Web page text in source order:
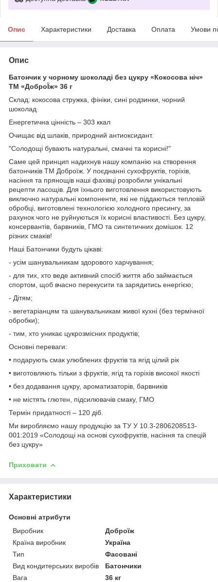
Опис Характеристики Доставка Оплата Умови
Опис
Батончик у чорному шоколаді без цукру «Кокосова ніч»
ТМ «ДоброЇж» 36 г
Склад: кокосова стружка, фініки, сині родзинки, чорний
шоколад
Енергетична цінність – 303 ккал
Очищає від шлаків, природний антиоксидант.
"Солодощі бувають натуральні, смачні та корисні!"
Саме цей принцип надихнув нашу компанію на створення
батончиків ТМ Доброїж. У поєднанні сухофруктів, горіхів,
насіння та прянощів наші фахівці розробили унікальні
рецепти ласощів. Для їхнього виготовлення використовують
виключно натуральні компоненти, які не піддаються тепловій
обробці, виготовлені технологією холодного пресингу, за
рахунок чого не руйнуються їх корисні властивості. Без цукру,
консервантів, барвників, ГМО та синтетичних домішок. 12
різних смаків!
Наші Батончики будуть цікаві:
- усім шанувальникам здорового харчування;
- для тих, хто веде активний спосіб життя або займається
спортом, щоб вчасно перекусити та зарядитись енергією;
- Дітям;
- вегетаріанцям та шанувальникам живої кухні (без термічної
обробки);
- тим, хто уникає цукрозмісних продуктів;
Основні переваги:
• подарують смак улюблених фруктів та ягід цілий рік
• виготовляють тільки з фруктів, ягід та горіхів високої якості
• без додавання цукру, ароматизаторів, барвників
• не містять глютен, підсилювачів смаку, ГМО
Термін придатності – 120 діб.
Ми виробляємо нашу продукцію за ТУ У 10.3-2806208513-
001:2019 «Солодощі на основі сухофруктів, насіння та спецій
без цукру»
Приховати
Характеристики
Основні атрибути
Виробник
Доброїж
Країна виробник
Україна
Тип
Фасовані
Вид кондитерських виробів
Батончики
Вага
36 кг